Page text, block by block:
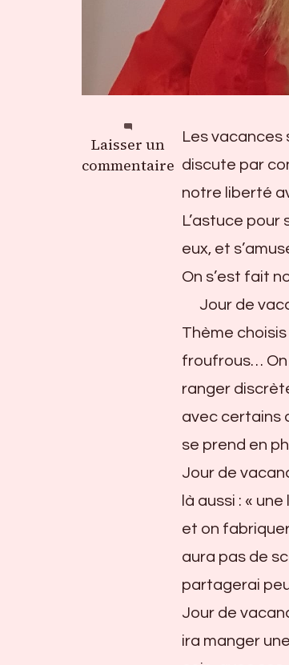
Laisser un
commentaire
sur
Grandes
vacances
Les vacances
discute par
notre liberté
L’astuce
eux, et
On s’est fait
Jour de
Thème
froufrous… On
ranger
avec certains
se prend en
Jour de
là aussi : «
et on
aura pas de
partagerai
Jour de
ira manger